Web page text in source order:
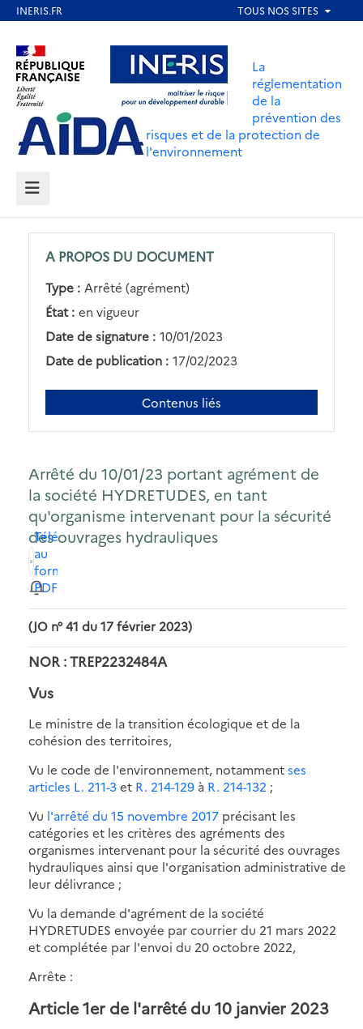
contenu
principal
Aller au contenu Aller au menu
Aller au pied de page
La
réglementation
de la
prévention des
risques et de la protection de
l'environnement
MENU
A PROPOS DU DOCUMENT
Type : Arrêté (agrément)
État : en vigueur
Date de signature : 10/01/2023
Date de publication : 17/02/2023
Contenus liés
Arrêté du 10/01/23 portant agrément de
la société HYDRETUDES, en tant
qu'organisme intervenant pour la sécurité
des ouvrages hydrauliques
Télécharger
au
format
PDF
(JO n° 41 du 17 février 2023)
NOR : TREP2232484A
Vus
Le ministre de la transition écologique et de la
cohésion des territoires,
Vu le code de l'environnement, notammentses
articles L. 211-3 et R. 214-129 à R. 214-132 ;
Vu l'arrêté du 15 novembre 2017 précisant les
catégories et les critères des agréments des
organismes intervenant pour la sécurité des ouvrages
hydrauliques ainsi que l'organisation administrative de
leur délivrance ;
Vu la demande d'agrément de la société
HYDRETUDES envoyée par courrier du 21 mars 2022
et complétée par l'envoi du 20 octobre 2022,
Arrête :
Article 1er de l'arrêté du 10 janvier 2023